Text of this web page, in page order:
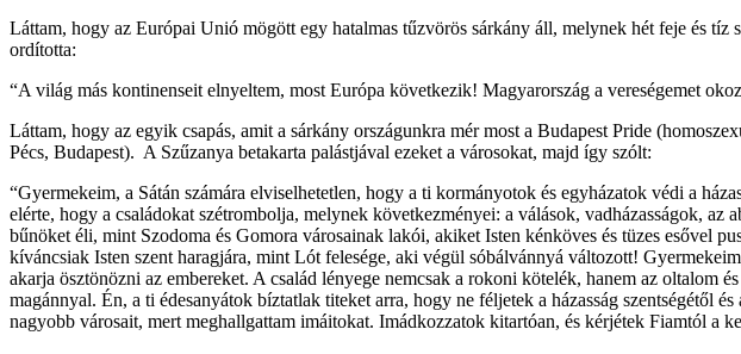
Láttam, hogy az Európai Unió mögött egy hatalmas tűzvörös sárkány áll, melynek hét feje és
ordította:
“A világ más kontinenseit elnyeltem, most Európa következik! Magyarország a vereségemet
Láttam, hogy az egyik csapás, amit a sárkány országunkra mér most a Budapest Pride
Pécs, Budapest). A Szűzanya betakarta palástjával ezeket a városokat, majd így szólt:
“Gyermekeim, a Sátán számára elviselhetetlen, hogy a ti kormányotok és egyházatok védi a
elérte, hogy a családokat szétrombolja, melynek következményei: a válások, vadházasságok,
bűnöket éli, mint Szodoma és Gomora városainak lakói, akiket Isten kénköves és tüzes esővel
kíváncsiak Isten szent haragjára, mint Lót felesége, aki végül sóbálvánnyá változott!
akarja ösztönözni az embereket. A család lényege nemcsak a rokoni kötelék, hanem az oltalom
magánnyal. Én, a ti édesanyátok bíztatlak titeket arra, hogy ne féljetek a házasság szentségétől
nagyobb városait, mert meghallgattam imáitokat. Imádkozzatok kitartóan, és kérjétek Fiamtól a